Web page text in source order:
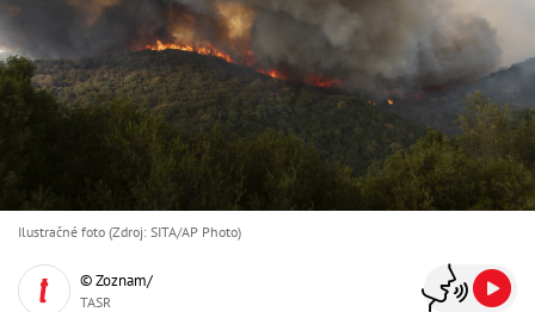
Ilustračné foto (Zdroj: SITA/AP Photo)
© Zoznam/
TASR